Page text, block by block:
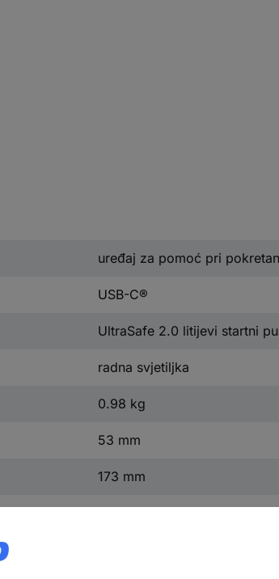
uređaj za pomoć pri
USB-C®
UltraSafe 2.0 litijevi startni
radna svjetiljka
0.98 kg
53 mm
173 mm
1250 A